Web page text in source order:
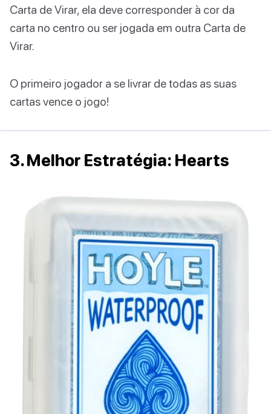
Carta de Virar, ela deve corresponder à cor da
carta no centro ou ser jogada em outra Carta de
Virar.
O primeiro jogador a se livrar de todas as suas
cartas vence o jogo!
3. Melhor Estratégia: Hearts